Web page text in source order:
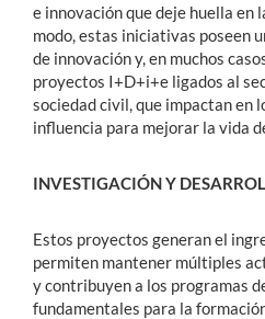
e innovación que deje huella en
modo, estas iniciativas poseen
de innovación y, en muchos
proyectos I+D+i+e ligados al
sociedad civil, que impactan en
influencia para mejorar la vida
INVESTIGACIÓN Y
Estos proyectos generan el
permiten mantener múltiples
y contribuyen a los programas
fundamentales para la